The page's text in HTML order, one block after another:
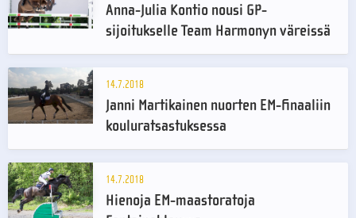
Anna-Julia Kontio nousi GP-
sijoitukselle Team Harmonyn väreissä
14.7.2018
Janni Martikainen nuorten EM-finaaliin
kouluratsastuksessa
14.7.2018
Hienoja EM-maastoratoja